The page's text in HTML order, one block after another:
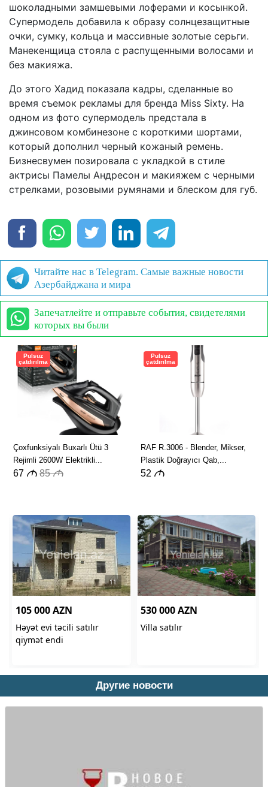
шоколадными замшевыми лоферами и косынкой.
Супермодель добавила к образу солнцезащитные
очки, сумку, кольца и массивные золотые серьги.
Манекенщица стояла с распущенными волосами и
без макияжа.
До этого Хадид показала кадры, сделанные во
время съемок рекламы для бренда Miss Sixty. На
одном из фото супермодель предстала в
джинсовом комбинезоне с короткими шортами,
который дополнил черный кожаный ремень.
Бизнесвумен позировала с укладкой в стиле
актрисы Памелы Андресон и макияжем с черными
стрелками, розовыми румянами и блеском для губ.
Читайте нас в Telegram. Самые важные новости
Азербайджана и мира
Запечатлейте и отправьте события, свидетелями
которых вы были
Другие новости